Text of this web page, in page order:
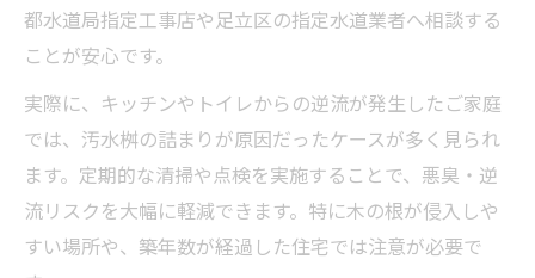
都水道局指定工事店や足立区の指定水道業者へ相談する
ことが安心です。
実際に、キッチンやトイレからの逆流が発生したご家庭
では、汚水桝の詰まりが原因だったケースが多く見られ
ます。定期的な清掃や点検を実施することで、悪臭・逆
流リスクを大幅に軽減できます。特に木の根が侵入しや
すい場所や、築年数が経過した住宅では注意が必要で